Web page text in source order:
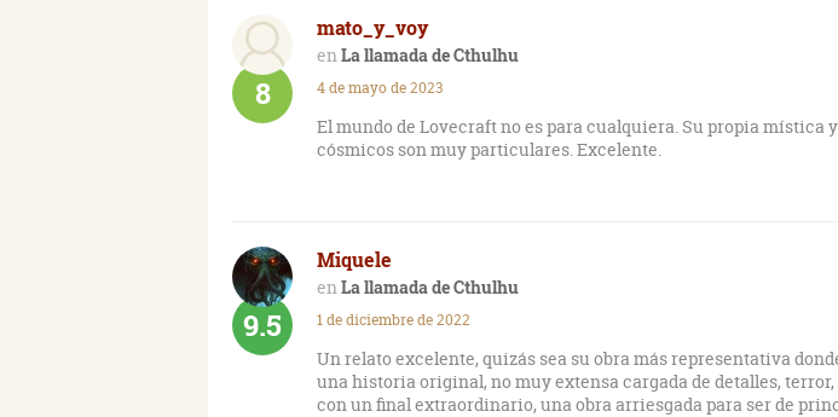
resurgimiento del reino maligno de un ser colosal, centro de un
oscuro, inmenso e inimaginable, aún en los sueños más
concebir.
Una historia con intentos de investigaciones y explicaciones
elementos testimoniales de encuentros cercanos de
mato_y_voy
La llamada de Cthulhu
8 4 de mayo de 2023
El mundo de Lovecraft no es para cualquiera. Su propia mística
cósmicos son muy particulares. Excelente.
Miquele
La llamada de Cthulhu
9.5 1 de diciembre de 2022
Un relato excelente, quizás sea su obra más representativa
una historia original, no muy extensa cargada de detalles,
con un final extraordinario, una obra arriesgada para ser de